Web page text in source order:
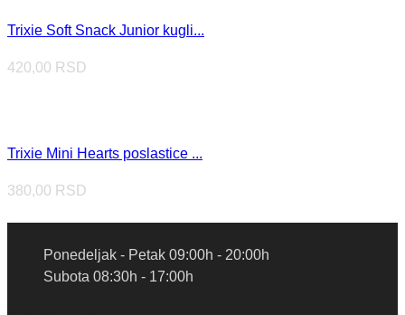
Trixie Soft Snack Junior kugli...
420,00 RSD
Trixie Mini Hearts poslastice ...
380,00 RSD
Ponedeljak - Petak 09:00h - 20:00h
Subota 08:30h - 17:00h